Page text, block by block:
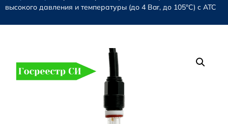
высокого давления и температуры (до 4 Bar, до 105°C) с ATC